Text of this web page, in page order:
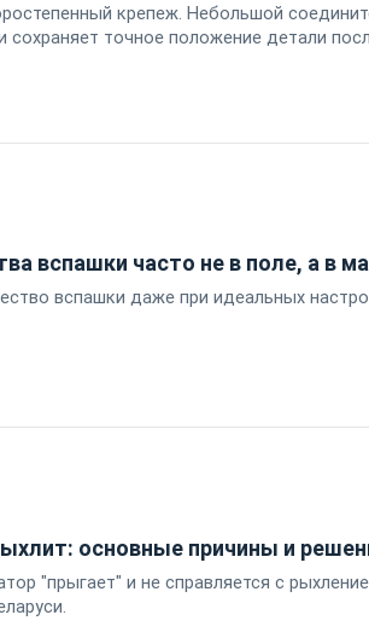
крепеж. Небольшой
точное положение детали
вспашки часто не в поле, а в
вспашки даже при идеальных
основные причины и
"прыгает" и не справляется с